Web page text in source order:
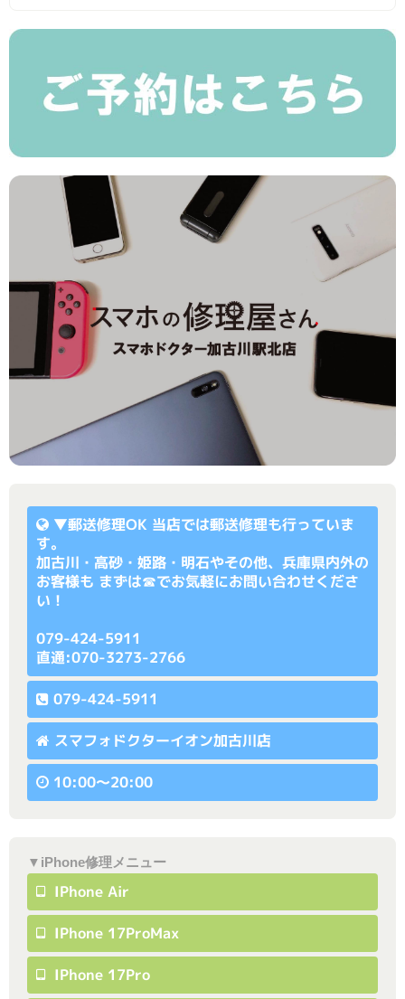
▼郵送修理OK 当店では郵送修理も行っていま
す。
加古川・高砂・姫路・明石やその他、兵庫県内外の
お客様も まずは☎でお気軽にお問い合わせくださ
い！
079-424-5911
直通:070-3273-2766
079-424-5911
スマフォドクターイオン加古川店
10:00〜20:00
▼iPhone修理メニュー
IPhone Air
IPhone 17ProMax
IPhone 17Pro